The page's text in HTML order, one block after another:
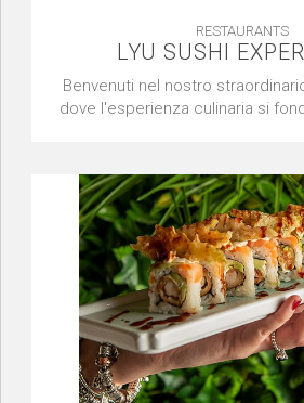
RESTAURANTS
LYU SUSHI
Benvenuti nel nostro
dove l'esperienza culinaria si